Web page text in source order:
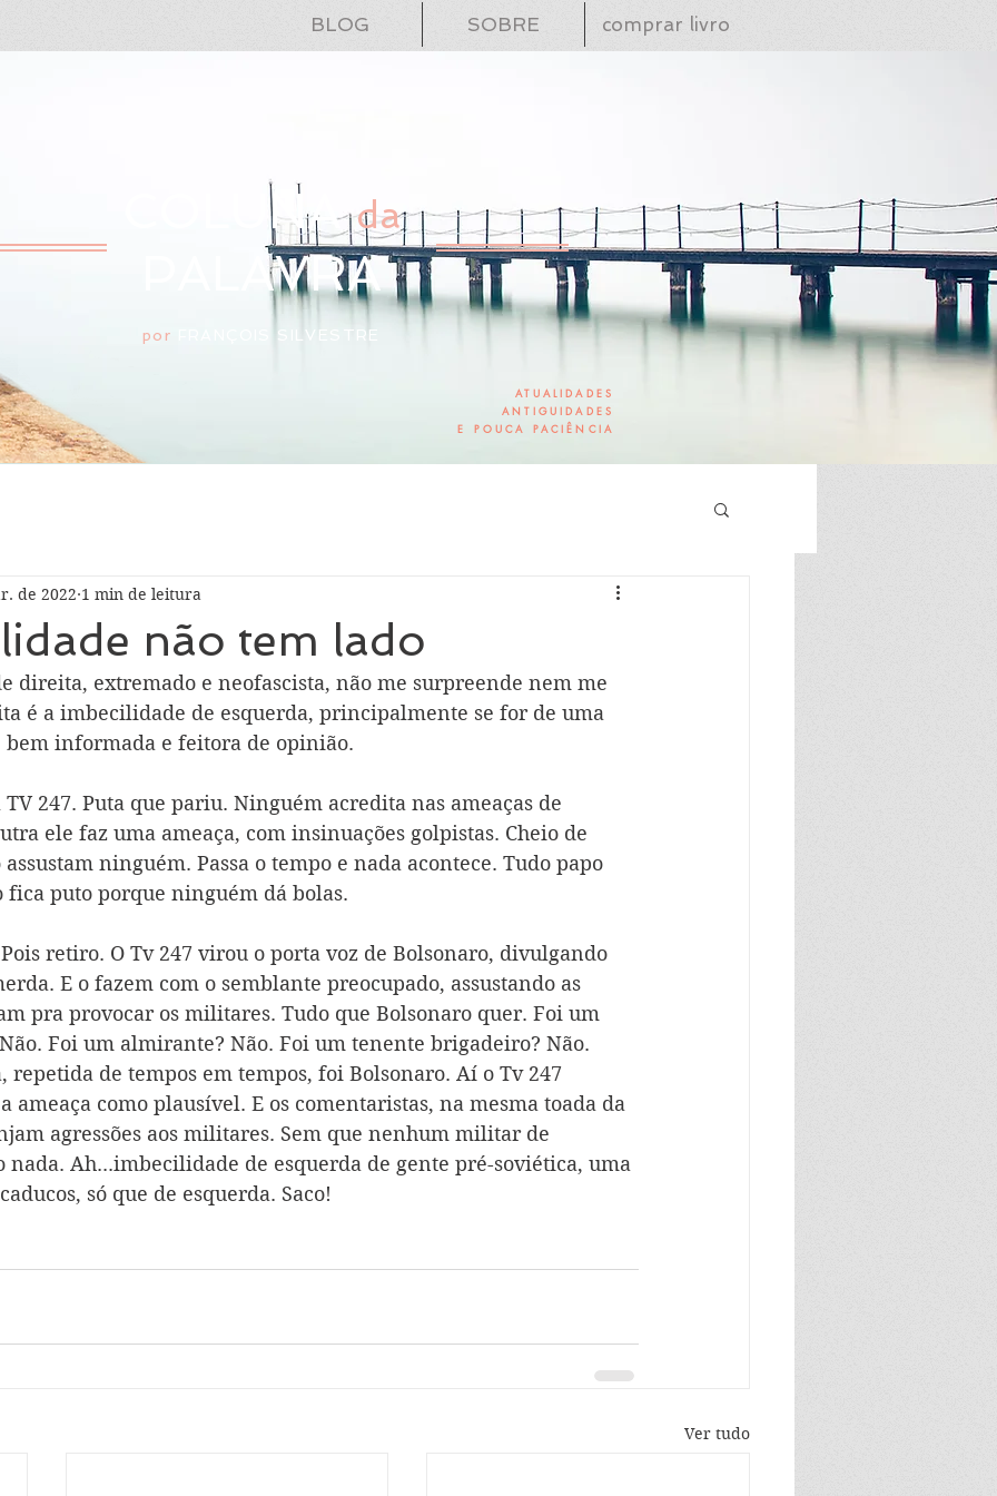
BLOG SOBRE comprar livro
COLUNAda
PALAVRA
por FRANÇOIS SILVESTRE
ATUALIDADES
ANTIGUIDADES
E POUCA PACIÊNCIA
não tem lado
de 2022 1 min de leitura
direita, extremado e neofascista, não me surpreende nem me
é a imbecilidade de esquerda, principalmente se for de uma
informada e feitora de opinião.
247. Puta que pariu. Ninguém acredita nas ameaças de
ele faz uma ameaça, com insinuações golpistas. Cheio de
ninguém. Passa o tempo e nada acontece. Tudo papo
fica puto porque ninguém dá bolas.
retiro. O Tv 247 virou o porta voz de Bolsonaro, divulgando
E o fazem com o semblante preocupado, assustando as
pra provocar os militares. Tudo que Bolsonaro quer. Foi um
Foi um almirante? Não. Foi um tenente brigadeiro? Não.
repetida de tempos em tempos, foi Bolsonaro. Aí o Tv 247
ameaça como plausível. E os comentaristas, na mesma toada da
agressões aos militares. Sem que nenhum militar de
nada. Ah...imbecilidade de esquerda de gente pré-soviética, uma
só que de esquerda. Saco!
Ver tudo